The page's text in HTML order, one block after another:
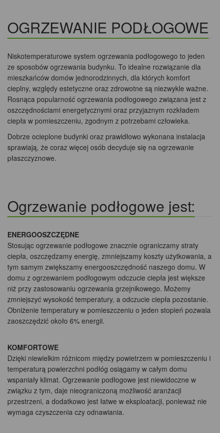
OGRZEWANIE PODŁOGOWE
Niskotemperaturowe system ogrzewania podłogowego to jeden
ze sposobów ogrzewania budynku. To idealne rozwiązanie dla
mieszkańców domów jednorodzinnych, dla których komfort
cieplny, względy estetyczne oraz zdrowotne są niezwykle ważne.
Rosnąca popularność ogrzewania podłogowego związana jest z
oszczędnościami energetycznymi oraz przyjaznym rozkładem
ciepła w pomieszczeniu, zgodnym z potrzebami człowieka.
Dobrze ocieplone budynki oraz prawidłowo wykonana instalacja
sprawiają, że coraz więcej osób decyduje się na ogrzewanie
płaszczyznowe.
Ogrzewanie podłogowe jest:
ENERGOOSZCZĘDNE
Stosując ogrzewanie podłogowe znacznie ograniczamy straty
ciepła, oszczędzamy energię, zmniejszamy koszty użytkowania, a
tym samym zwiększamy energooszczędność naszego domu. W
domu z ogrzewaniem podłogowym odczucie ciepła jest większe
niż przy zastosowaniu ogrzewania grzejnikowego. Możemy
zmniejszyć wysokość temperatury, a odczucie ciepła pozostanie.
Obniżenie temperatury w pomieszczeniu o jeden stopień pozwala
zaoszczędzić około 6% energii.
KOMFORTOWE
Dzięki niewielkim różnicom między powietrzem w pomieszczeniu i
temperaturą powierzchni podłóg osiągamy w całym domu
wspaniały klimat. Ogrzewanie podłogowe jest niewidoczne w
związku z tym, daje nieograniczoną możliwość aranżacji
przestrzeni, a dodatkowo jest łatwe w eksploatacji, ponieważ nie
wymaga czyszczenia czy odnawiania.